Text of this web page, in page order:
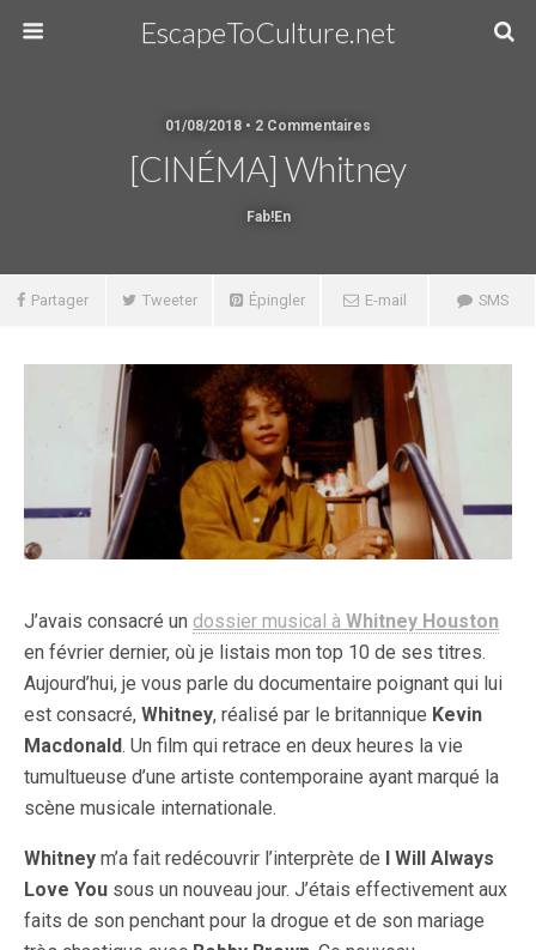
EscapeToCulture.net
01/08/2018 • 2 Commentaires
[CINÉMA] Whitney
Fab!en
Partager Tweeter Épingler E-mail SMS
J’avais consacré un dossier musical à Whitney Houston
en février dernier, où je listais mon top 10 de ses titres.
Aujourd’hui, je vous parle du documentaire poignant qui lui
est consacré, Whitney, réalisé par le britannique Kevin
Macdonald. Un film qui retrace en deux heures la vie
tumultueuse d’une artiste contemporaine ayant marqué la
scène musicale internationale.
Whitney m’a fait redécouvrir l’interprète de
I Will Always
Love You sous un nouveau jour. J’étais effectivement aux
faits de son penchant pour la drogue et de son mariage